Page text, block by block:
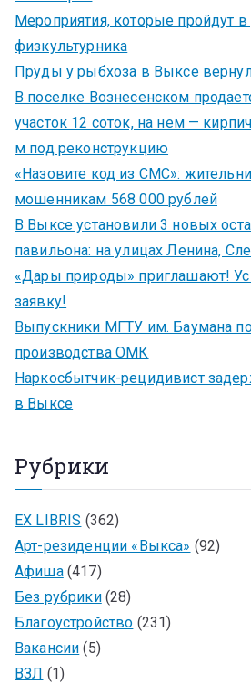
Мероприятия, которые пройдут
физкультурника
Пруды у рыбхоза в Выксе
В поселке Вознесенском
участок 12 соток, на нем —
м под реконструкцию
«Назовите код из СМС»:
мошенникам 568 000 рублей
В Выксе установили 3 новых
павильона: на улицах Ленина,
«Дары природы» приглашают!
заявку!
Выпускники МГТУ им. Баумана
производства ОМК
Наркосбытчик-рецидивист
в Выксе
Рубрики
EX LIBRIS (362)
Арт-резиденции «Выкса» (92)
Афиша(417)
Без рубрики(28)
Благоустройство (231)
Вакансии (5)
ВЗЛ (1)